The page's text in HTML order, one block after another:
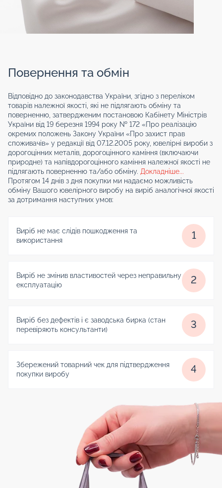
Повернення та обмін
Відповідно до законодавства України, згідно з переліком
товарів належної якості, які не підлягають обміну та
поверненню, затвердженим постановою Кабінету Міністрів
України від 19 березня 1994 року № 172 «Про реалізацію
окремих положень Закону України «Про захист прав
споживачів» у редакції від 07.12.2005 року, ювелірні вироби з
дорогоцінних металів, дорогоцінного каміння (включаючи
природне) та напівдорогоцінного каміння належної якості не
підлягають поверненню та/або обміну. Докладніше...
Протягом 14 днів з дня покупки ми надаємо можливість
обміну Вашого ювелірного виробу на виріб аналогічної якості
за дотримання наступних умов:
Виріб не має слідів пошкодження та
використання
1
Виріб не змінив властивостей через неправильну
експлуатацію
2
Виріб без дефектів і є заводська бирка (стан
перевіряють консультанти)
3
Збережений товарний чек для підтвердження
покупки виробу
4